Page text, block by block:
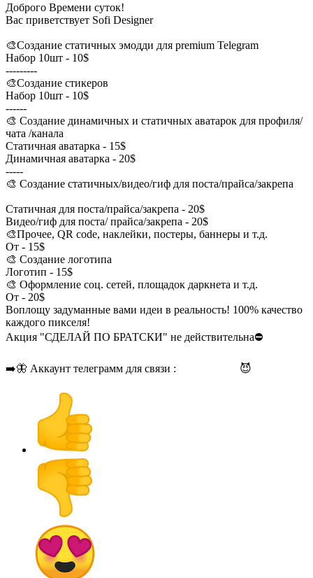
Доброго Времени суток!
Вас приветствует Sofi Designer
🎨Создание статичных эмодди для premium Telegram
Набор 10шт - 10$
---------
🎨Создание стикеров
Набор 10шт - 10$
------
🎨 Создание динамичных и статичных аватарок для профиля/
чата /канала
Статичная аватарка - 15$
Динамичная аватарка - 20$
-----
🎨 Создание статичных/видео/гиф для поста/прайса/закрепа
Статичная для поста/прайса/закрепа - 20$
Видео/гиф для поста/ прайса/закрепа - 20$
🎨Прочее, QR code, наклейки, постеры, баннеры и т.д.
От - 15$
🎨 Создание логотипа
Логотип - 15$
🎨 Оформление соц. сетей, площадок даркнета и т.д.
От - 20$
Воплощу задуманные вами идеи в реальность! 100% качество
каждого пикселя!
Акция "СДЕЛАЙ ПО БРАТСКИ" не действительна⛔️
➡️🦋 Аккаунт телеграмм для связи : 😈